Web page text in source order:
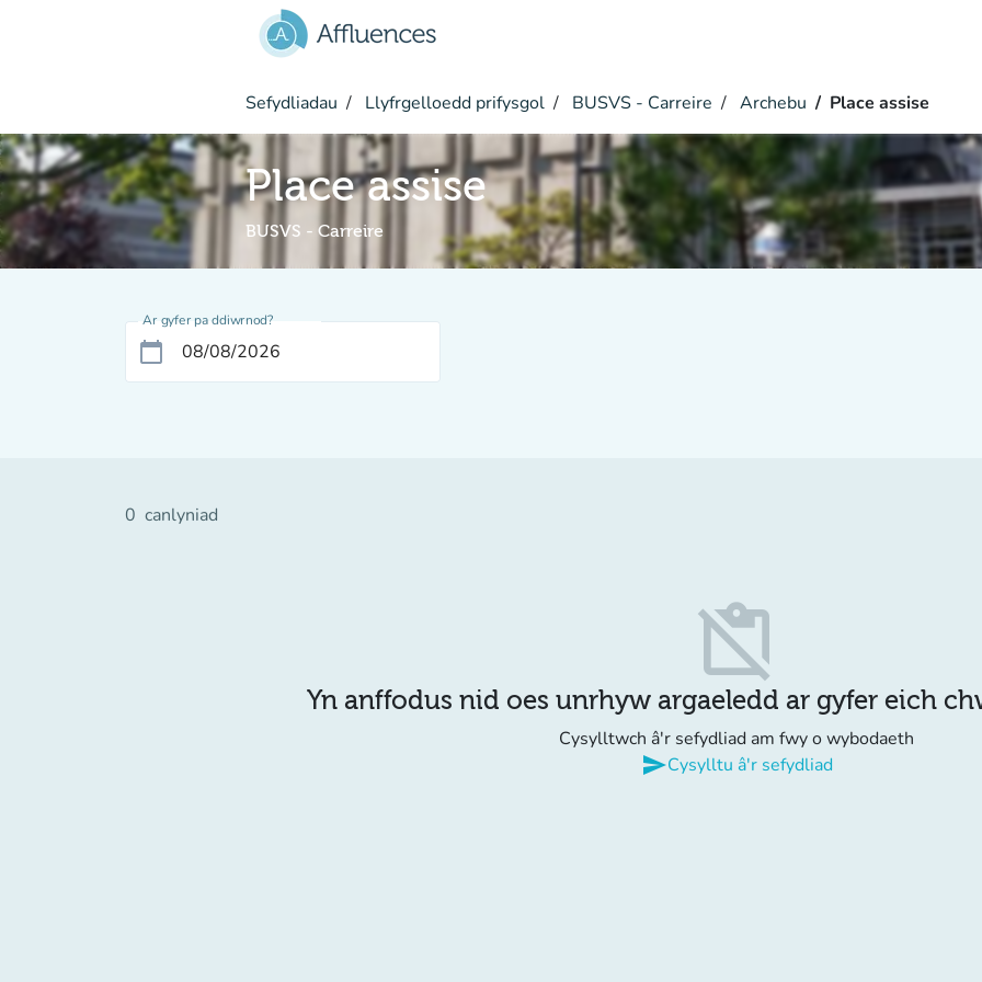
Sefydliadau Llyfrgelloedd prifysgol BUSVS - Carreire Archebu Place assise
Place assise
BUSVS - Carreire
Ar gyfer pa ddiwrnod?
calendar_today
0 canlyniad
content_paste_off
Yn anffodus nid oes unrhyw argaeledd ar gyfer eich
Cysylltwch â'r sefydliad am fwy o wybodaeth
sendCysylltu â'r sefydliad